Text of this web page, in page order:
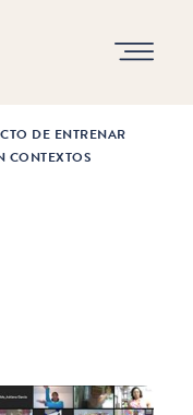
DE ENTRENAR
CONTEXTOS